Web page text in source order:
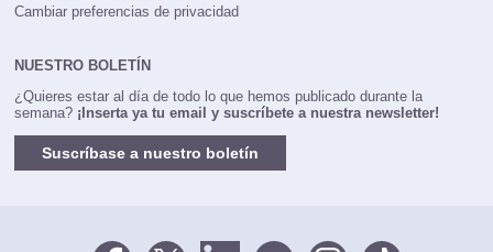
Cambiar preferencias de privacidad
NUESTRO BOLETÍN
¿Quieres estar al día de todo lo que hemos publicado durante la
semana? ¡Inserta ya tu email y suscríbete a nuestra newsletter!
Suscríbase a nuestro boletín